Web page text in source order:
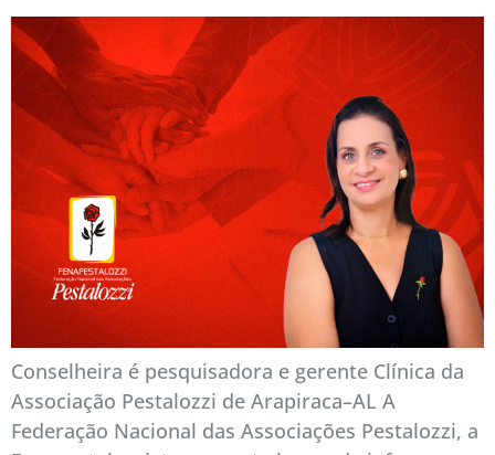
Conselheira é pesquisadora e gerente Clínica da
Associação Pestalozzi de Arapiraca–AL A
Federação Nacional das Associações Pestalozzi, a